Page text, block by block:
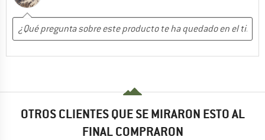
OTROS CLIENTES QUE SE MIRARON ESTO AL
FINAL COMPRARON